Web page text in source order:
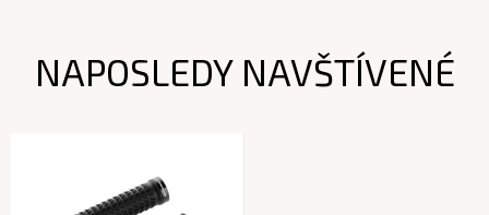
NAPOSLEDY NAVŠTÍVENÉ